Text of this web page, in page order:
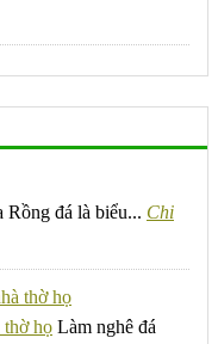
Rồng đá là biểu... Chi
thờ họ Làm nghê đá